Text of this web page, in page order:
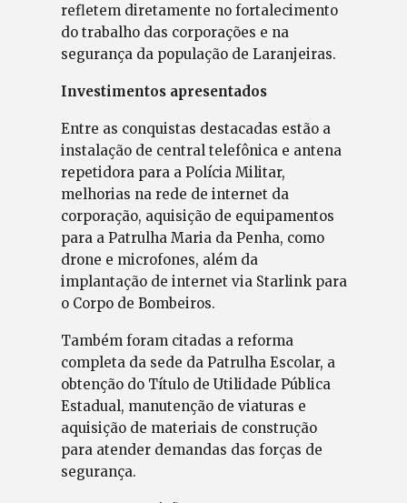
refletem diretamente no fortalecimento
do trabalho das corporações e na
segurança da população de Laranjeiras.
Investimentos apresentados
Entre as conquistas destacadas estão a
instalação de central telefônica e antena
repetidora para a Polícia Militar,
melhorias na rede de internet da
corporação, aquisição de equipamentos
para a Patrulha Maria da Penha, como
drone e microfones, além da
implantação de internet via Starlink para
o Corpo de Bombeiros.
Também foram citadas a reforma
completa da sede da Patrulha Escolar, a
obtenção do Título de Utilidade Pública
Estadual, manutenção de viaturas e
aquisição de materiais de construção
para atender demandas das forças de
segurança.